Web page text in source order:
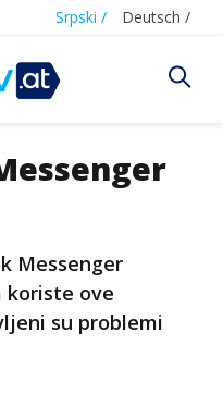
Srpski / Deutsch /
Messenger
koriste ove
su problemi